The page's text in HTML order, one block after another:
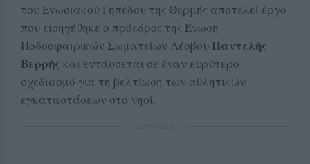
του Ενωσιακού Γηπέδου της Θερμής αποτελεί έργο
που εισηγήθηκε ο πρόεδρος της Ένωση
Ποδοσφαιρικών Σωματείων Λέσβου Παντελής
Βερρής και εντάσσεται σε έναν ευρύτερο
σχεδιασμό για τη βελτίωση των αθλητικών
εγκαταστάσεων στο νησί.